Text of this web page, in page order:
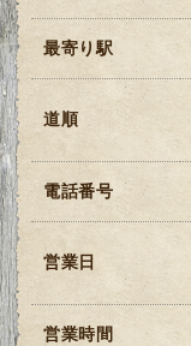
最寄り駅
道順
電話番号
営業日
営業時間